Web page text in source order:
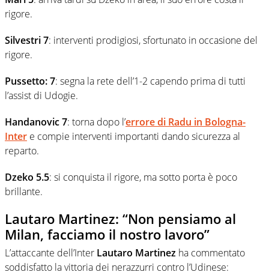
rigore.
Silvestri 7: interventi prodigiosi, sfortunato in occasione del
rigore.
Pussetto: 7: segna la rete dell’1-2 capendo prima di tutti
l’assist di Udogie.
Handanovic 7: torna dopo l’errore di Radu in Bologna-
Inter e compie interventi importanti dando sicurezza al
reparto.
Dzeko 5.5: si conquista il rigore, ma sotto porta è poco
brillante.
Lautaro Martinez: “Non pensiamo al
Milan, facciamo il nostro lavoro”
L’attaccante dell’Inter Lautaro Martinez ha commentato
soddisfatto la vittoria dei nerazzurri contro l’Udinese: